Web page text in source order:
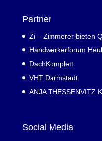
Partner
Zi – Zimmerer bieten
Handwerkerforum
DachKomplett
VHT Darmstadt
ANJA THESSENVITZ
Social Media